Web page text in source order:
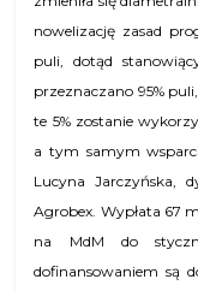
nowelizację zasad
puli, dotąd
przeznaczano 95%
te 5% zostanie
a tym samym
Lucyna Jarczyńska,
Agrobex. Wypłata 67
na MdM do
dofinansowaniem są